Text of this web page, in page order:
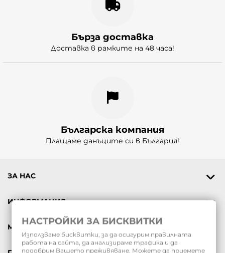
Бърза доставка
Доставка в рамките на 48 часа!
Българска компания
Плащаме данъците си в България!
ЗА НАС
ИНФОРМАЦИЯ
МОЯТ ПРОФИЛ
НАСТРОЙКИ ЗА БИСКВИТКИ
Използваме бисквитки, за да осигурим правилната
работа на сайта, да анализираме трафика и да
подобрим Вашето преживяване. Можете да приемете